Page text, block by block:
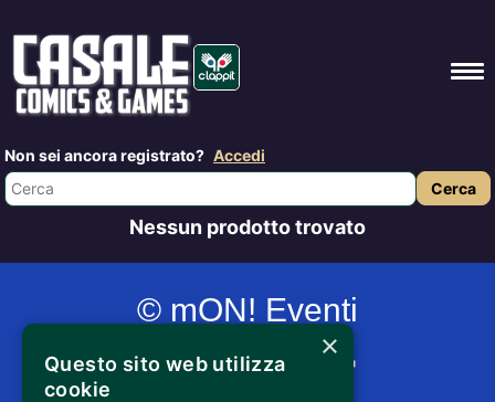
Non sei ancora registrato? Accedi
Nessun prodotto trovato
© mON! Eventi
×
Questo sito web utilizza
cookie